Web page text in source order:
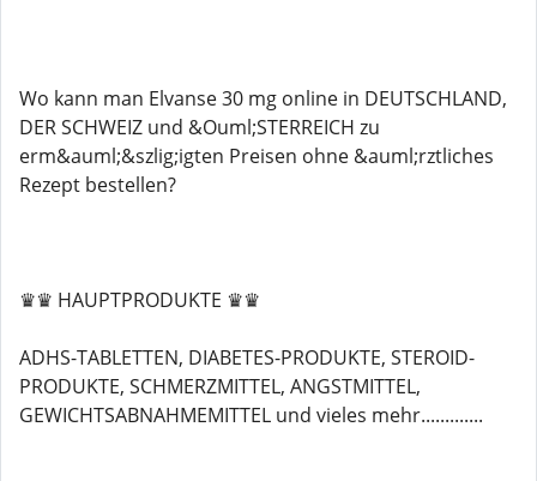
Wo kann man Elvanse 30 mg online in DEUTSCHLAND,
DER SCHWEIZ und &Ouml;STERREICH zu
erm&auml;&szlig;igten Preisen ohne &auml;rztliches
Rezept bestellen?
♛♛ HAUPTPRODUKTE ♛♛
ADHS-TABLETTEN, DIABETES-PRODUKTE, STEROID-
PRODUKTE, SCHMERZMITTEL, ANGSTMITTEL,
GEWICHTSABNAHMEMITTEL und vieles mehr.............